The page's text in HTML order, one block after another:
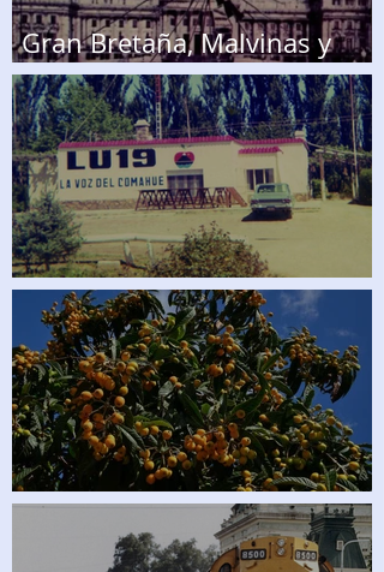
Gran Bretaña, Malvinas y
aquel asesinato
Aquella radio
El Níspero